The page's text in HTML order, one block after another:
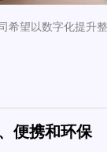
希望以数字化提升
便携和环保